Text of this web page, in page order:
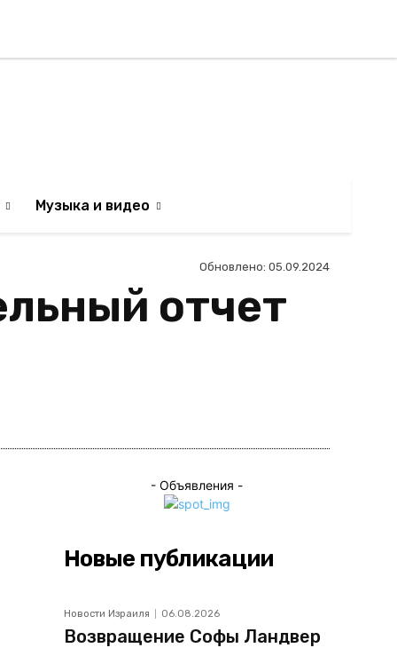
Музыка и видео
Обновлено: 05.09.2024
отчет
- Объявления -
Новые публикации
Новости Израиля 06.08.2026
Возвращение Софы Ландвер